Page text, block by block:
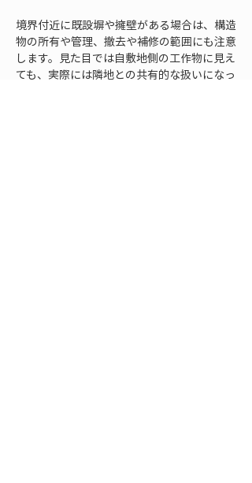
境界付近に既設塀や擁壁がある場合は、構造
物の所有や管理、撤去や補修の範囲にも注意
します。見た目では自敷地側の工作物に見え
ても、実際には隣地との共有的な扱いになっ